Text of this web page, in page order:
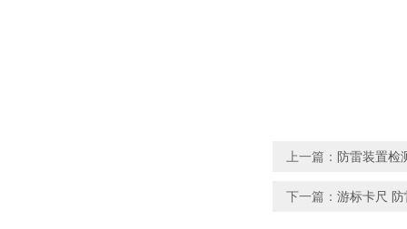
上一篇： 防雷装置检
下一篇： 游标卡尺